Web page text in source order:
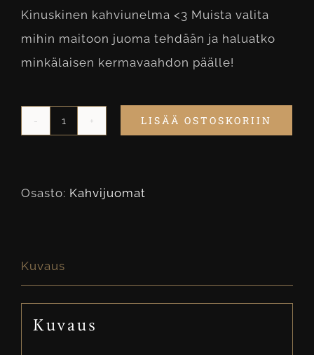
Kinuskinen kahviunelma <3 Muista valita
mihin maitoon juoma tehdään ja haluatko
minkälaisen kermavaahdon päälle!
Cafe
LISÄÄ OSTOSKORIIN
Osasto: Kahvijuomat
Kuvaus
Kuvaus